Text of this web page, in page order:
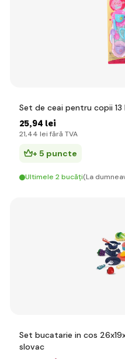
Set de ceai pentru copii 13
25,94 lei
21,44 lei fără TVA
+ 5 puncte
Ultimele 2 bucăți(La
Set bucatarie in cos
slovac